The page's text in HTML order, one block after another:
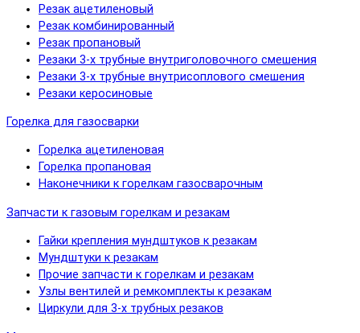
Резак ацетиленовый
Резак комбинированный
Резак пропановый
Резаки 3-х трубные внутриголовочного смешения
Резаки 3-х трубные внутрисоплового смешения
Резаки керосиновые
Горелка для газосварки
Горелка ацетиленовая
Горелка пропановая
Наконечники к горелкам газосварочным
Запчасти к газовым горелкам и резакам
Гайки крепления мундштуков к резакам
Мундштуки к резакам
Прочие запчасти к горелкам и резакам
Узлы вентилей и ремкомплекты к резакам
Циркули для 3-х трубных резаков